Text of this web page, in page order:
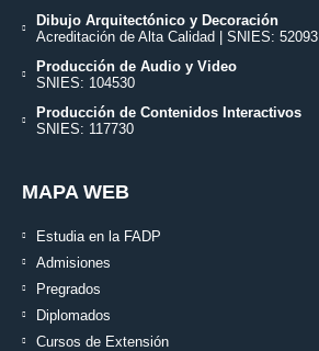
Dibujo Arquitectónico y Decoración
Acreditación de Alta Calidad | SNIES: 52093
Producción de Audio y Video
SNIES: 104530
Producción de Contenidos Interactivos
SNIES: 117730
MAPA WEB
Estudia en la FADP
Admisiones
Pregrados
Diplomados
Cursos de Extensión